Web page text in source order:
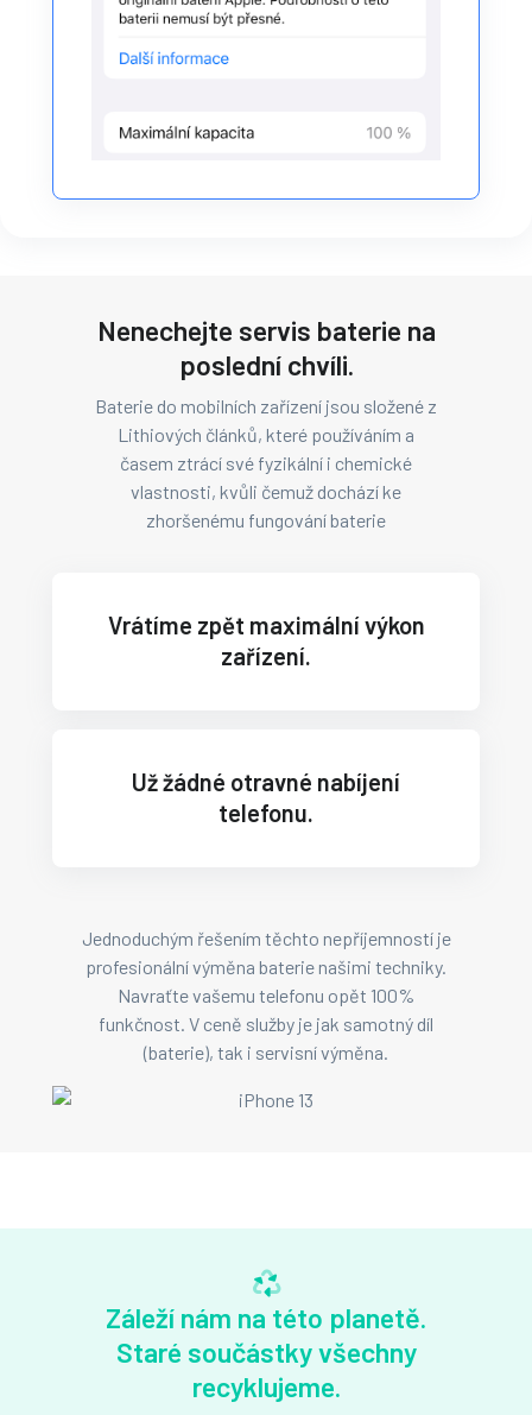
Nenechejte servis baterie na
poslední chvíli.
Baterie do mobilních zařízení jsou složené z
Lithiových článků, které používáním a
časem ztrácí své fyzikální i chemické
vlastnosti, kvůli čemuž dochází ke
zhoršenému fungování baterie
Vrátíme zpět maximální výkon
zařízení.
Už žádné otravné nabíjení
telefonu.
Jednoduchým řešením těchto nepříjemností je
profesionální výměna baterie našimi techniky.
Navraťte vašemu telefonu opět 100%
funkčnost. V ceně služby je jak samotný díl
(baterie), tak i servisní výměna.
Záleží nám na této planetě.
Staré součástky všechny
recyklujeme.